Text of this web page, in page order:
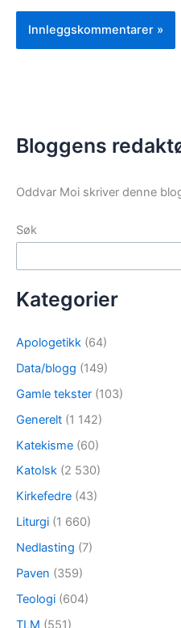
Bloggens
Oddvar Moi skriver denne
Søk
Kategorier
Apologetikk (64)
Data/blogg (149)
Gamle tekster (103)
Generelt (1 142)
Katekisme (60)
Katolsk (2 530)
Kirkefedre (43)
Liturgi (1 660)
Nedlasting (7)
Paven (359)
Teologi (604)
TLM (551)